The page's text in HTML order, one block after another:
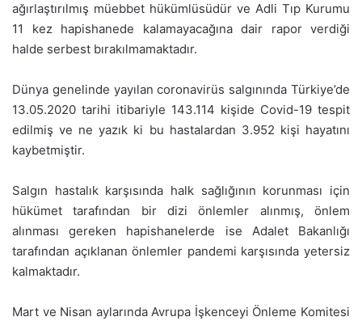
ağırlaştırılmış müebbet hükümlüsüdür ve Adli Tıp Kurumu
11 kez hapishanede kalamayacağına dair rapor verdiği
halde serbest bırakılmamaktadır.
Dünya genelinde yayılan coronavirüs salgınında Türkiye’de
13.05.2020 tarihi itibariyle 143.114 kişide Covid-19 tespit
edilmiş ve ne yazık ki bu hastalardan 3.952 kişi hayatını
kaybetmiştir.
Salgın hastalık karşısında halk sağlığının korunması için
hükümet tarafından bir dizi önlemler alınmış, önlem
alınması gereken hapishanelerde ise Adalet Bakanlığı
tarafından açıklanan önlemler pandemi karşısında yetersiz
kalmaktadır.
Mart ve Nisan aylarında Avrupa İşkenceyi Önleme Komitesi